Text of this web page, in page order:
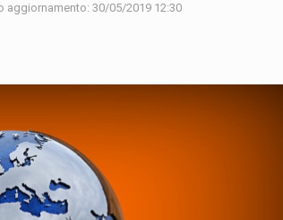
aggiornamento: 30/05/2019 12:30